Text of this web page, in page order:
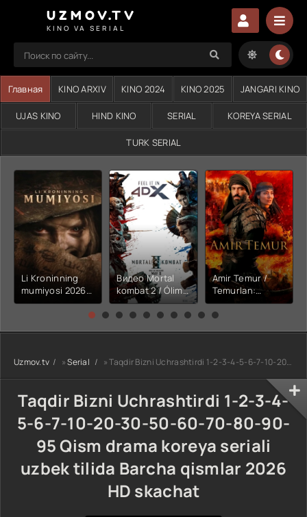
UZMOV.TV
KINO VA SERIAL
Главная KINO ARXIV KINO 2024 KINO 2025 JANGARI KINO
UJAS KINO HIND KINO SERIAL KOREYA SERIAL
TURK SERIAL
Li Kroninning
mumiyosi 2026
(uzbek tilida
kino) tarjima HD
Видео Mortal
kombat 2 / Ólim
jangi 2 (2026)
Uzbek tilida
Amir Temur /
Temurlan:
Fathchining
yuksalishi
tarjima kino Full
HD tas-ix
Uzmov.tv »Serial » Taqdir Bizni Uchrashtirdi 1-2-3-4-5-6-7-10-20-30-50-60-70-80-90-95 Qism drama koreya seriali uzbek tilida Barcha qismlar 2026 HD skachat
Taqdir Bizni Uchrashtirdi 1-2-3-4-
5-6-7-10-20-30-50-60-70-80-90-
95 Qism drama koreya seriali
uzbek tilida Barcha qismlar 2026
HD skachat